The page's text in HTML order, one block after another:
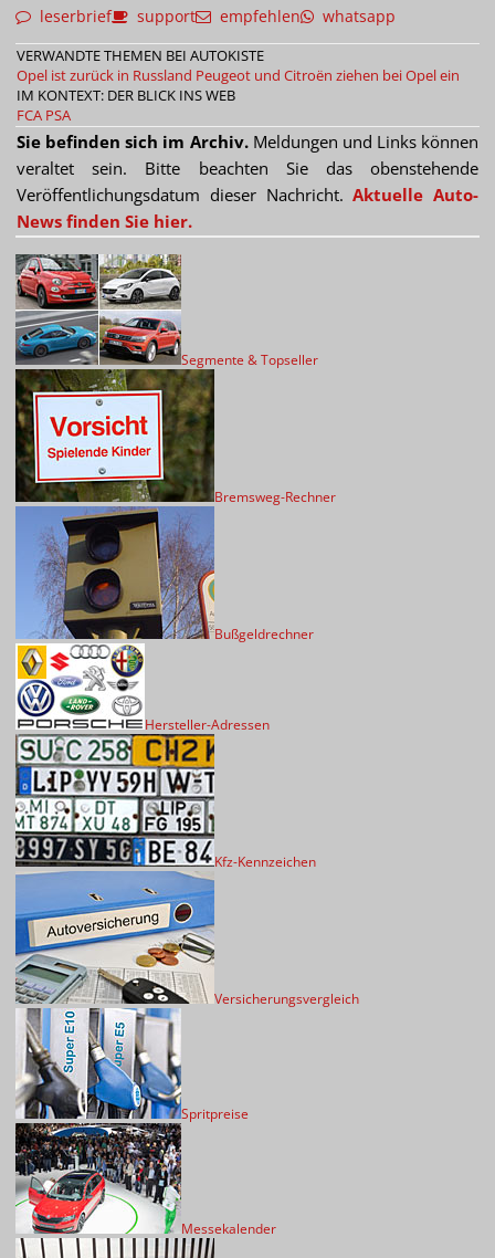
leserbrief support empfehlen whatsapp
VERWANDTE THEMEN BEI AUTOKISTE
Opel ist zurück in Russland Peugeot und Citroën ziehen bei Opel ein
IM KONTEXT: DER BLICK INS WEB
FCA PSA
Sie befinden sich im Archiv.Meldungen und Links können
veraltet sein. Bitte beachten Sie das obenstehende
Veröffentlichungsdatum dieser Nachricht.Aktuelle Auto-
News finden Sie hier.
Segmente & Topseller
Bremsweg-Rechner
Bußgeldrechner
Hersteller-Adressen
Kfz-Kennzeichen
Versicherungsvergleich
Spritpreise
Messekalender